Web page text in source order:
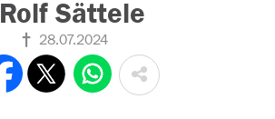
Rolf Sättele
28.07.2024